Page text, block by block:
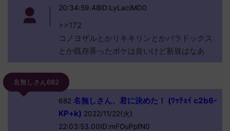
20:34:59.48ID:LyLaciMD0
>>172
コノヨザルとかリキキリンとかパラドックス
とか既存弄ったポケは良いけど新規はなあ
名無しさん682
682 名無しさん、君に決めた！ (ﾜｯﾁｮｲ c2b6-
KP+k) 2022/11/22(火)
22:03:53.00ID:mFOuPpfN0